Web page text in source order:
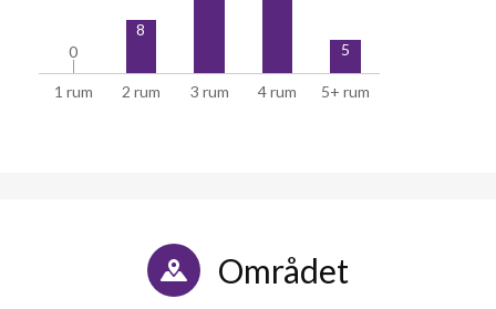
1 rum 2 rum 3 rum 4 rum 5+ rum
0
0
8
5
Området